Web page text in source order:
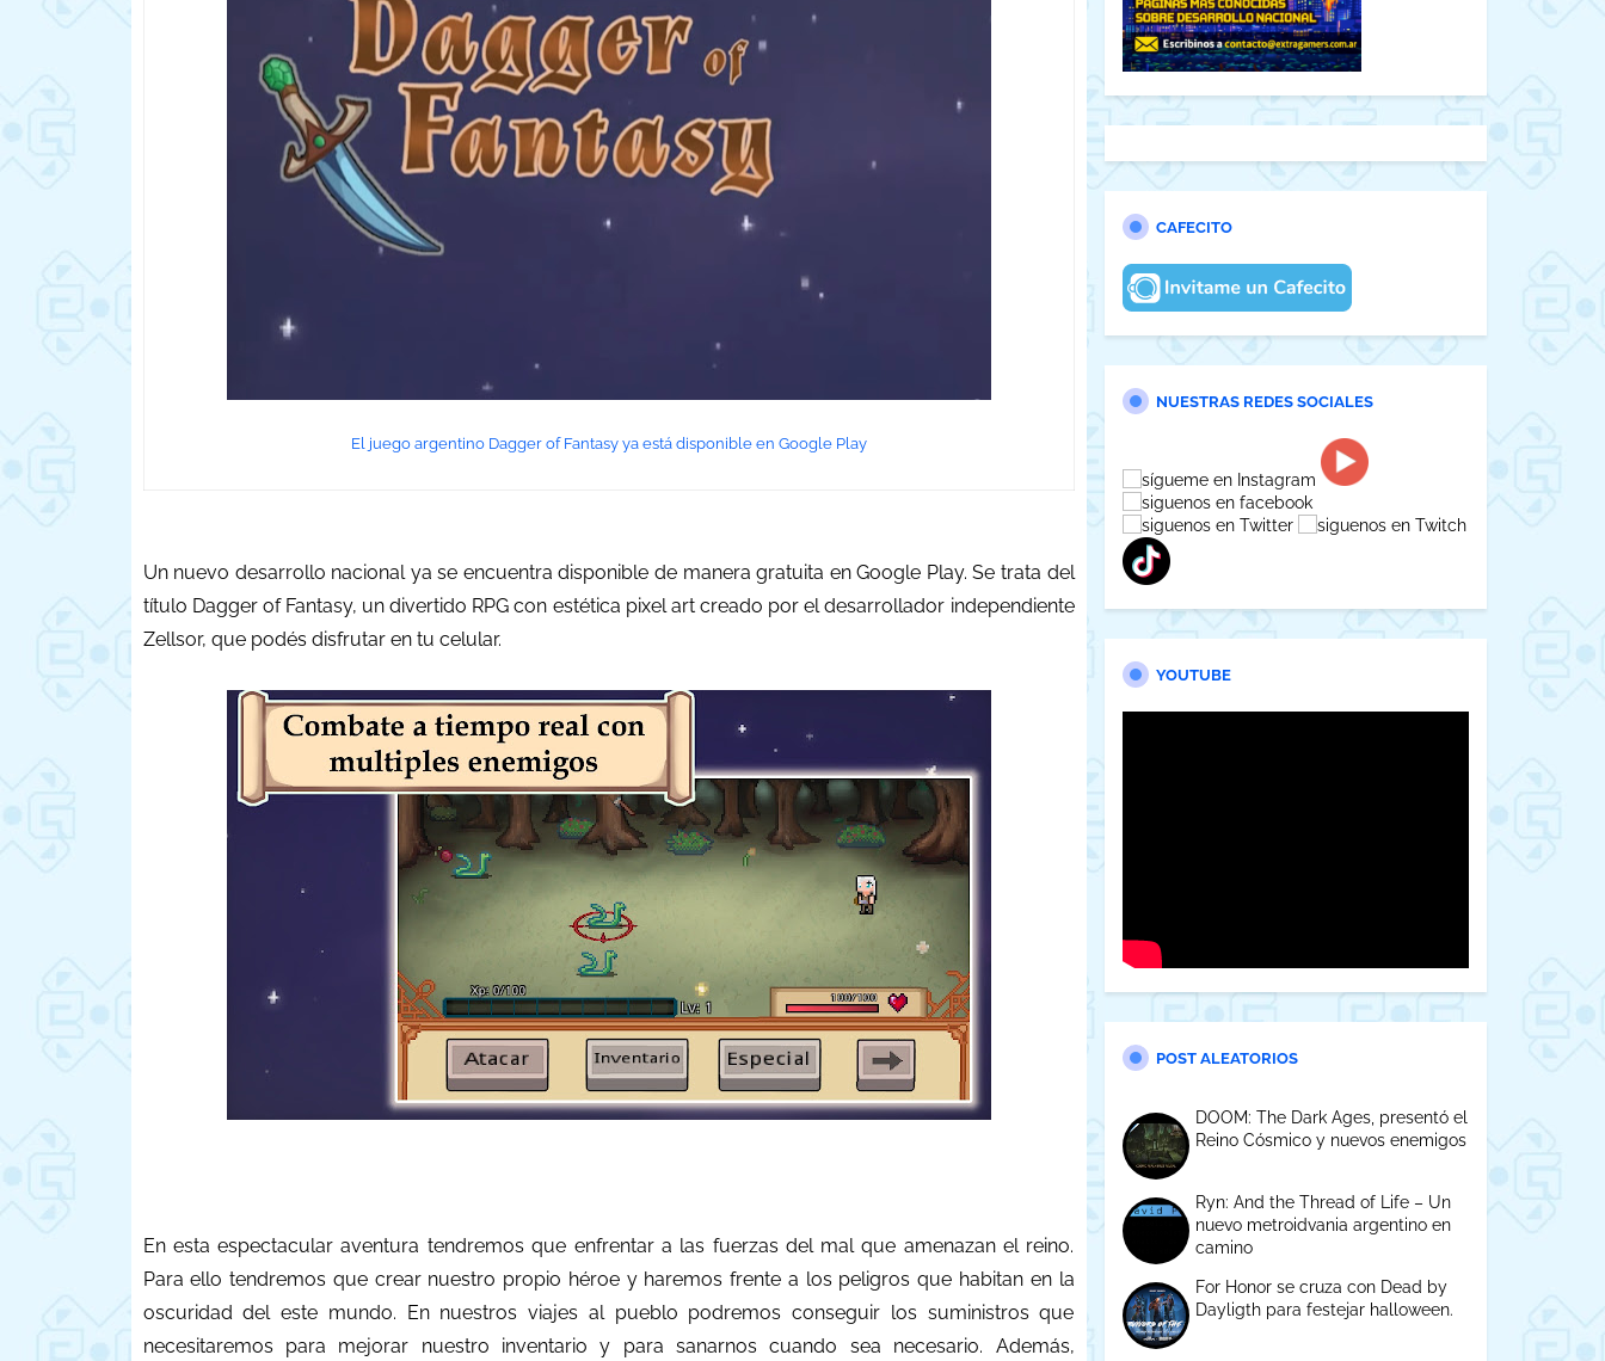
El juego argentino Dagger of Fantasy ya está disponible en Google Play
Un nuevo desarrollo nacional ya se encuentra disponible de manera gratuita en Google Play. Se trata del
título Dagger of Fantasy, un divertido RPG con estética pixel art creado por el desarrollador independiente
Zellsor, que podés disfrutar en tu celular.
En esta espectacular aventura tendremos que enfrentar a las fuerzas del mal que amenazan el reino.
Para ello tendremos que crear nuestro propio héroe y haremos frente a los peligros que habitan en la
oscuridad del este mundo. En nuestros viajes al pueblo podremos conseguir los suministros que
necesitaremos para mejorar nuestro inventario y para sanarnos cuando sea necesario. Además,
CAFECITO
NUESTRAS REDES SOCIALES
YOUTUBE
POST ALEATORIOS
DOOM: The Dark Ages, presentó el
Reino Cósmico y nuevos enemigos
Ryn: And the Thread of Life – Un
nuevo metroidvania argentino en
camino
For Honor se cruza con Dead by
Dayligth para festejar halloween.